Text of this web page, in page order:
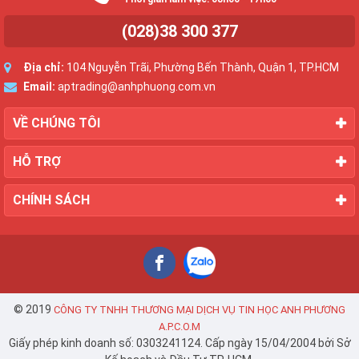
(028)38 300 377
Địa chỉ: 104 Nguyễn Trãi, Phường Bến Thành, Quận 1, TP.HCM
Email: aptrading@anhphuong.com.vn
VỀ CHÚNG TÔI
HỖ TRỢ
CHÍNH SÁCH
© 2019 CÔNG TY TNHH THƯƠNG MẠI DỊCH VỤ TIN HỌC ANH PHƯƠNG
A.P.C.O.M
Giấy phép kinh doanh số: 0303241124. Cấp ngày 15/04/2004 bởi Sở